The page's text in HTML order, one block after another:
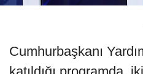
Cumhurbaşkanı